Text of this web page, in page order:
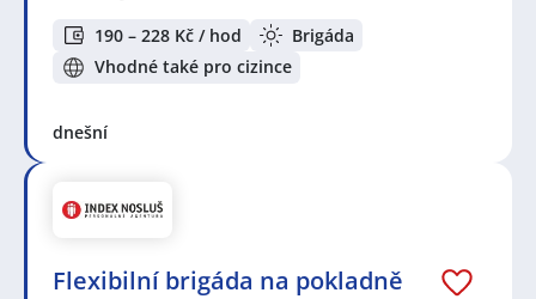
190 – 228 Kč / hod
Brigáda
Vhodné také pro cizince
dnešní
Flexibilní brigáda na pokladně